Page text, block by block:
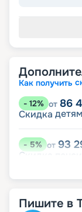
Как получить
- 12% от 86
Скидка детям
-5% от 93
Скидка
Пишите в